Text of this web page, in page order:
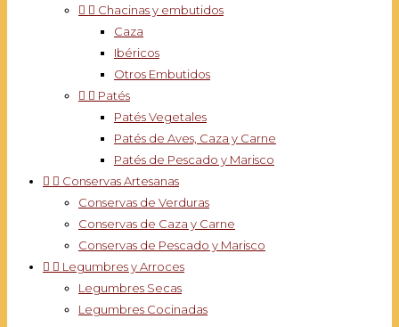
  Chacinas y embutidos
Caza
Ibéricos
Otros Embutidos
  Patés
Patés Vegetales
Patés de Aves, Caza y Carne
Patés de Pescado y Marisco
  Conservas Artesanas
Conservas de Verduras
Conservas de Caza y Carne
Conservas de Pescado y Marisco
  Legumbres y Arroces
Legumbres Secas
Legumbres Cocinadas